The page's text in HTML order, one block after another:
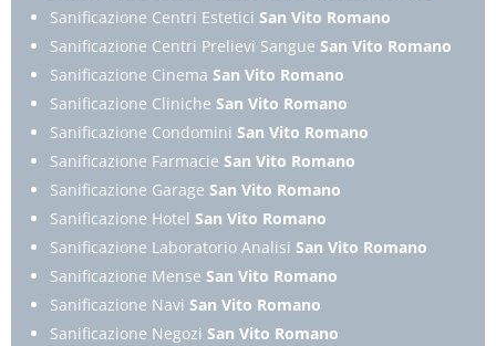
Sanificazione Centri EsteticiSan Vito Romano
Sanificazione Centri Prelievi SangueSan Vito Romano
Sanificazione CinemaSan Vito Romano
Sanificazione ClinicheSan Vito Romano
Sanificazione CondominiSan Vito Romano
Sanificazione FarmacieSan Vito Romano
Sanificazione GarageSan Vito Romano
Sanificazione HotelSan Vito Romano
Sanificazione Laboratorio AnalisiSan Vito Romano
Sanificazione MenseSan Vito Romano
Sanificazione NaviSan Vito Romano
Sanificazione NegoziSan Vito Romano